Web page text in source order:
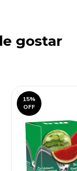
gostar
15%
OFF